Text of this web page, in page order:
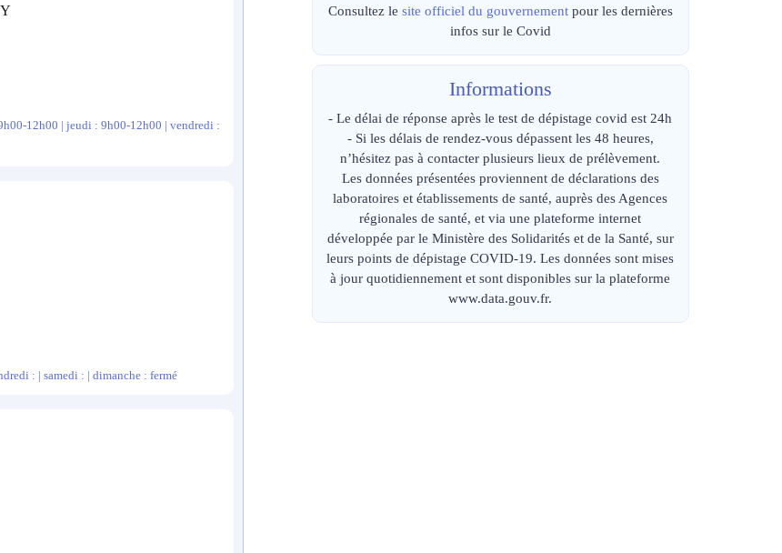
12h00 | jeudi : 9h00-12h00 | vendredi :
: | samedi : | dimanche : fermé
Consultez le site officiel du gouvernementpour les dernières
infos sur le Covid
Informations
- Le délai de réponse après le test de dépistage covid est 24h
- Si les délais de rendez-vous dépassent les 48 heures,
n’hésitez pas à contacter plusieurs lieux de prélèvement.
Les données présentées proviennent de déclarations des
laboratoires et établissements de santé, auprès des Agences
régionales de santé, et via une plateforme internet
développée par le Ministère des Solidarités et de la Santé, sur
leurs points de dépistage COVID-19. Les données sont mises
à jour quotidiennement et sont disponibles sur la plateforme
www.data.gouv.fr.